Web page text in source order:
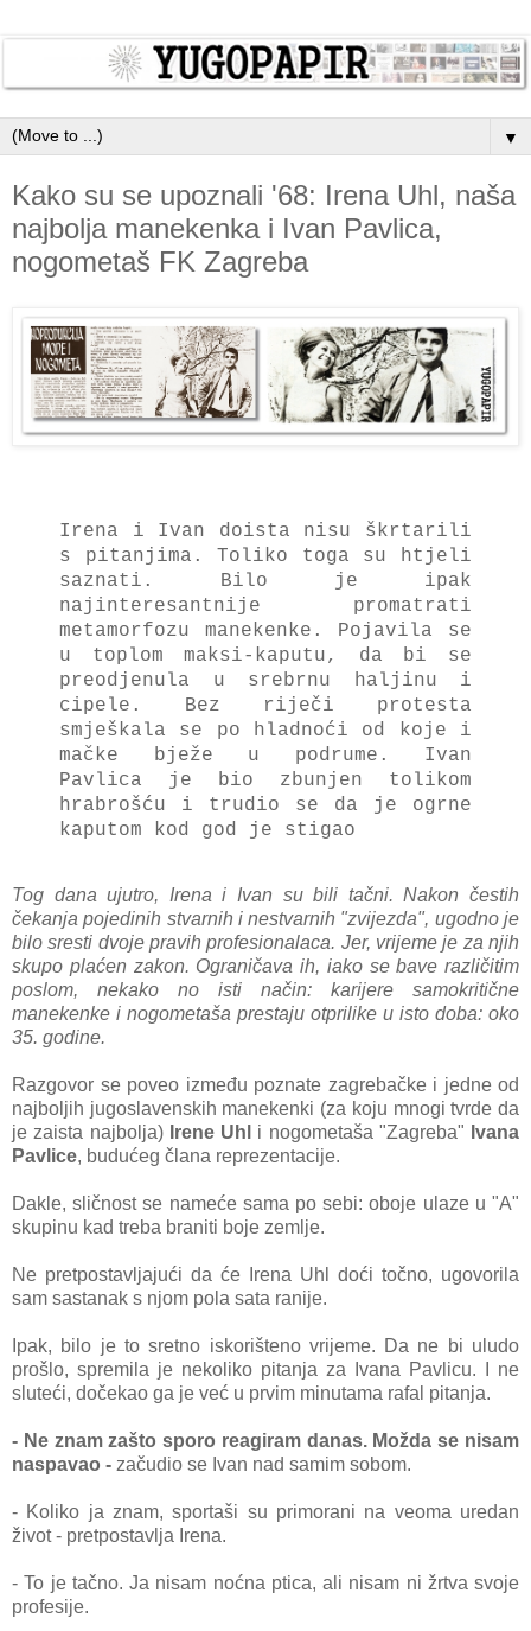
▼
Kako su se upoznali '68: Irena Uhl, naša
najbolja manekenka i Ivan Pavlica,
nogometaš FK Zagreba
Irena i Ivan doista nisu škrtarili
s pitanjima.Toliko toga su htjeli
saznati. Bilo je ipak
najinteresantnije promatrati
metamorfozu manekenke. Pojavila se
u toplom maksi-kaputu, da bi se
preodjenula u srebrnu haljinu i
cipele. Bez riječi protesta
smješkala se po hladnoći od koje i
mačke bježe u podrume. Ivan
Pavlica je bio zbunjen tolikom
hrabrošću i trudio se da je ogrne
kaputom kod god je stigao
Tog dana ujutro, Irena i Ivan su bili tačni. Nakon čestih
čekanja pojedinih stvarnih i nestvarnih "zvijezda", ugodno je
bilo sresti dvoje pravih profesionalaca. Jer, vrijeme je za njih
skupo plaćen zakon. Ograničava ih, iako se bave različitim
poslom, nekako no isti način: karijere samokritične
manekenke i nogometaša prestaju otprilike u isto doba: oko
35. godine.
Razgovor se poveo između poznate zagrebačke i jedne od
najboljih jugoslavenskih manekenki (za koju mnogi tvrde da
je zaista najbolja) Irene Uhl i nogometaša "Zagreba" Ivana
Pavlice, budućeg člana reprezentacije.
Dakle, sličnost se nameće sama po sebi: oboje ulaze u "A"
skupinu kad treba braniti boje zemlje.
Ne pretpostavljajući da će Irena Uhl doći točno, ugovorila
sam sastanak s njom pola sata ranije.
Ipak, bilo je to sretno iskorišteno vrijeme. Da ne bi uludo
prošlo, spremila je nekoliko pitanja za Ivana Pavlicu. I ne
sluteći, dočekao ga je već u prvim minutama rafal pitanja.
- Ne znam zašto sporo reagiram danas. Možda se nisam
naspavao - začudio se Ivan nad samim sobom.
- Koliko ja znam, sportaši su primorani na veoma uredan
život - pretpostavlja Irena.
- To je tačno. Ja nisam noćna ptica, ali nisam ni žrtva svoje
profesije.